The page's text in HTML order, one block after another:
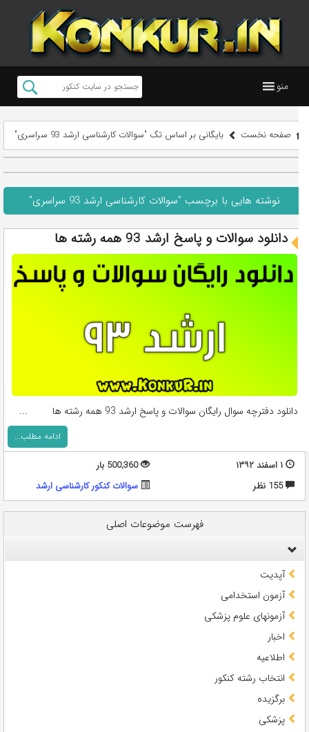
منو
صفحه نخست بایگانی بر اساس تگ "سوالات کارشناسی ارشد 93 سراسری"
نوشته هایی با برچسب "سوالات کارشناسی ارشد 93 سراسری"
دانلود سوالات و پاسخ ارشد 93 همه رشته ها
دانلود دفترچه سوال رایگان سوالات و پاسخ ارشد 93 همه رشته ها ...
ادامه مطلب...
۱ اسفند ۱۳۹۲
500,360 بار
155 نظر
سوالات کنکور کارشناسی ارشد
فهرست موضوعات اصلی
آپدیت
آزمون استخدامی
آزمونهای علوم پزشکی
اخبار
اطلاعیه
انتخاب رشته کنکور
برگزیده
پزشکی